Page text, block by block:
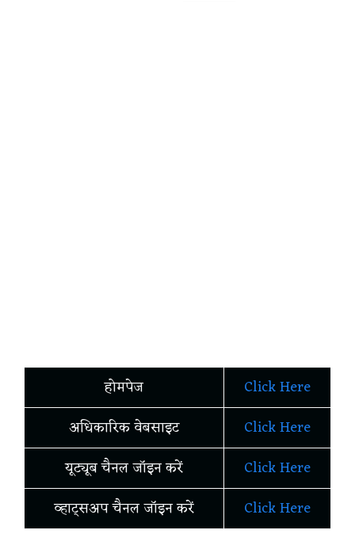
होमपेज
Click Here
अधिकारिक वेबसाइट
Click Here
यूट्यूब चैनल जॉइन करें
Click Here
व्हाट्सअप चैनल जॉइन करें
Click Here